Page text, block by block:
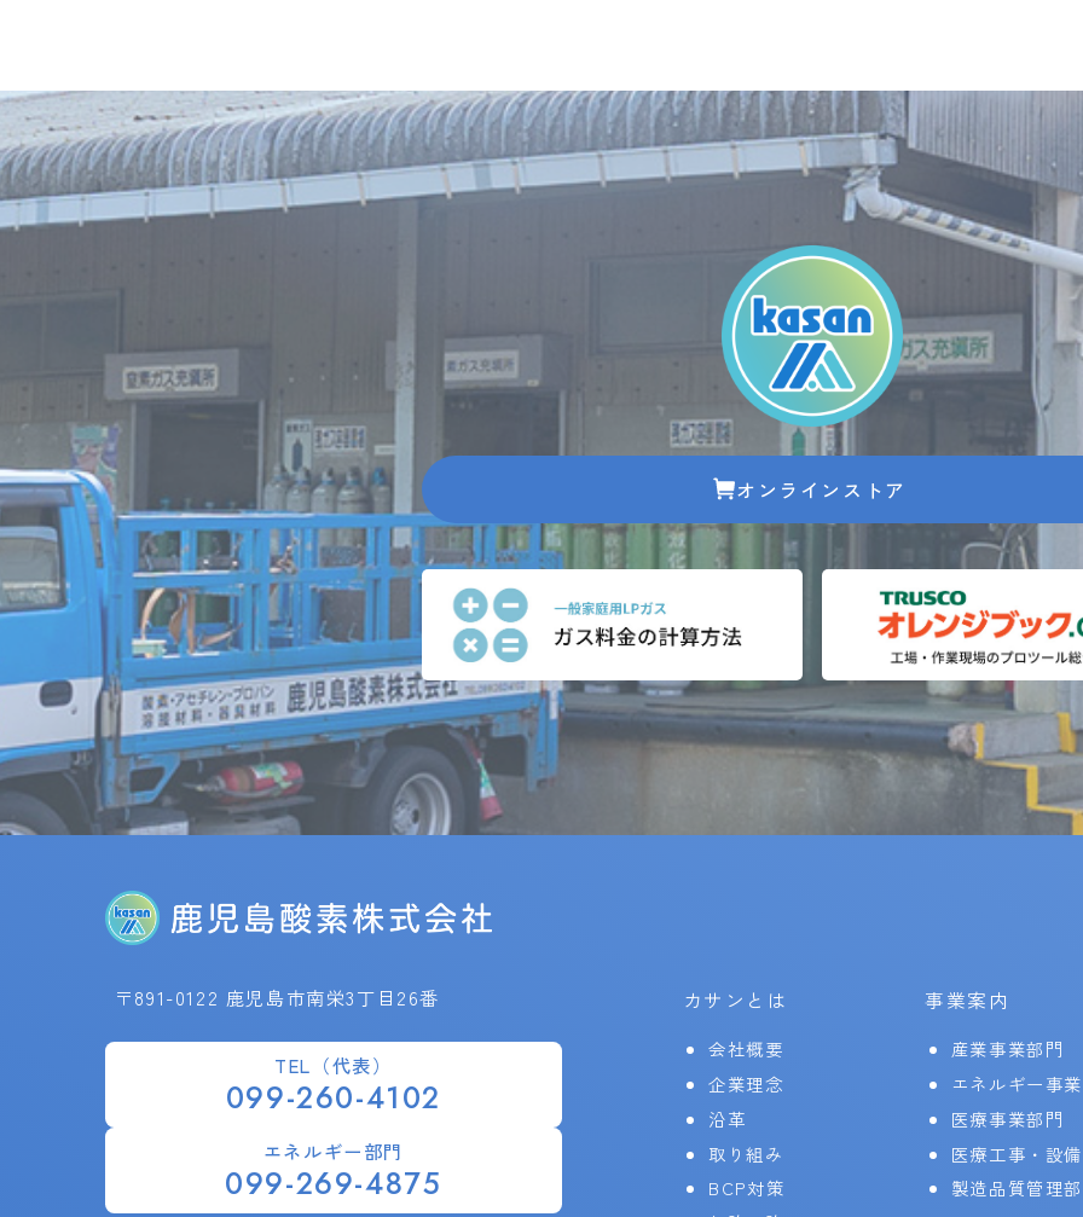
オンラインストア
〒891-0122 鹿児島市南栄3丁目26番
TEL（代表）
099-260-4102
エネルギー部門
099-269-4875
カサンとは
会社概要
企業理念
沿革
取り組み
BCP対策
事業案内
産業事業部門
エネルギー事
医療事業部門
医療工事・設
製造品質管理